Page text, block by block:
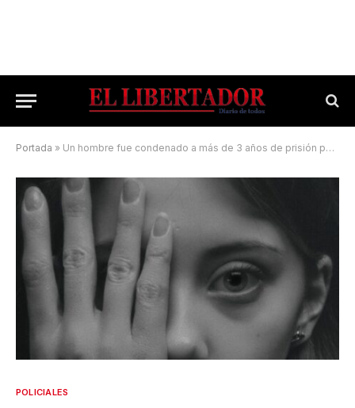
Portada » Un hombre fue condenado a más de 3 años de prisión por mostrar sus partes íntimas a una niña
POLICIALES